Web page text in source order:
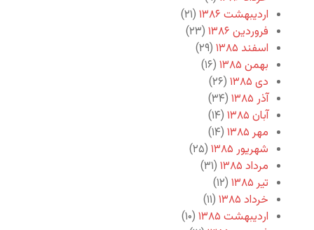
اردیبهشت ۱۳۸۶
(۲۱)
فروردین ۱۳۸۶
(۲۳)
اسفند ۱۳۸۵
(۲۹)
بهمن ۱۳۸۵
(۱۶)
دی ۱۳۸۵
(۲۶)
آذر ۱۳۸۵
(۳۴)
آبان ۱۳۸۵
(۱۴)
مهر ۱۳۸۵
(۱۴)
شهریور ۱۳۸۵
(۲۵)
مرداد ۱۳۸۵
(۳۱)
تیر ۱۳۸۵
(۱۲)
خرداد ۱۳۸۵
(۱۱)
اردیبهشت ۱۳۸۵
(۱۰)